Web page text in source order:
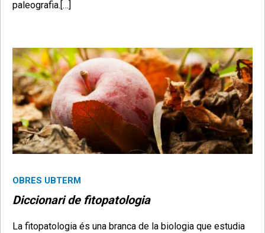
paleografia.[…]
OBRES UBTERM
Diccionari de fitopatologia
La fitopatologia és una branca de la biologia que estudia